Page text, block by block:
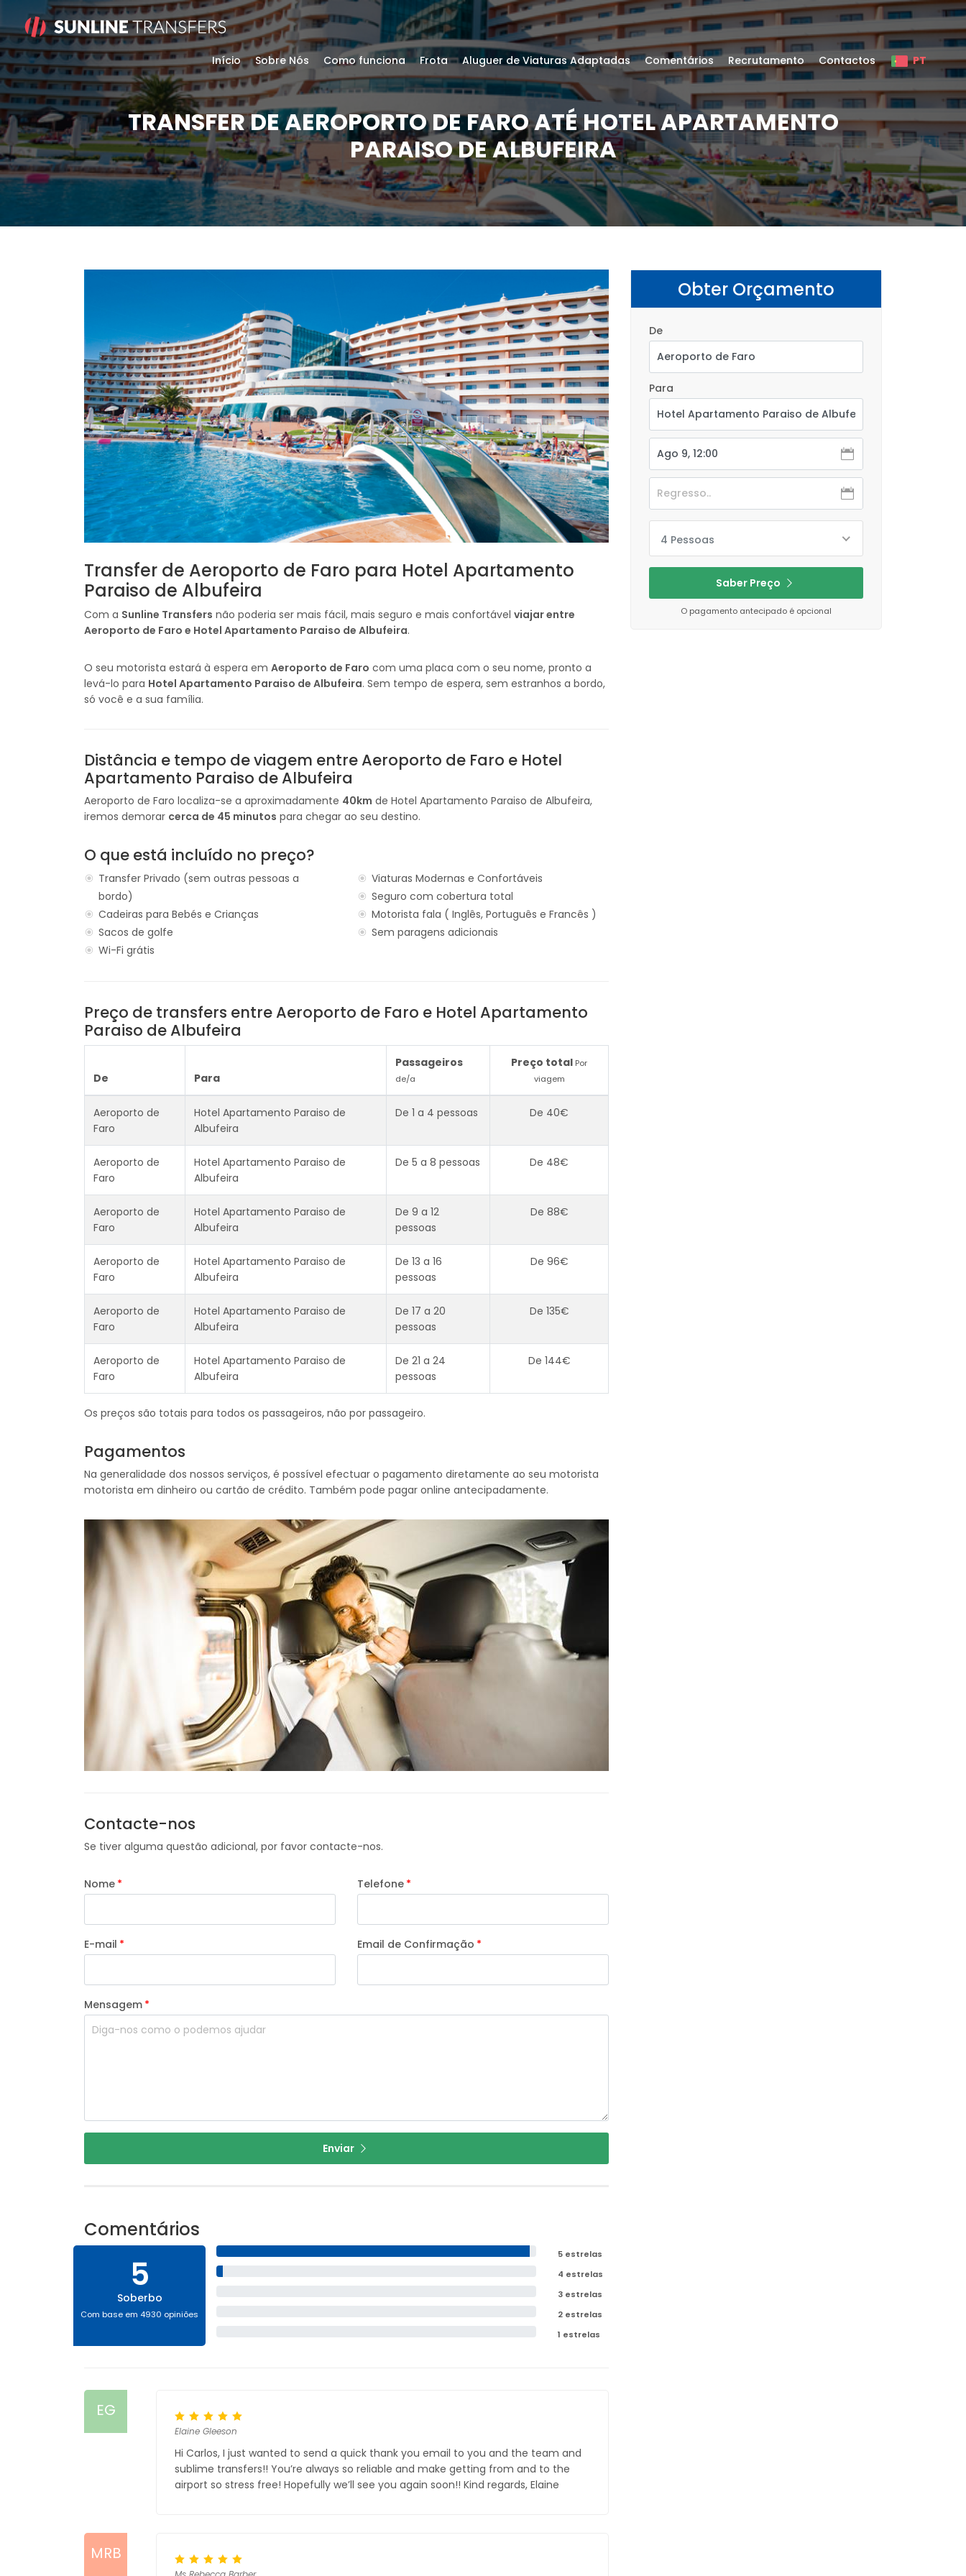
TRANSFER DE AEROPORTO DE FARO ATÉ HOTEL APARTAMENTO
PARAISO DE ALBUFEIRA
Obter Orçamento
De
Para
4 Pessoas
Saber Preço
O pagamento antecipado é opcional
Transfer de Aeroporto de Faro para Hotel Apartamento
Paraiso de Albufeira
Com a Sunline Transfers não poderia ser mais fácil, mais seguro e mais confortável viajar entre
Aeroporto de Faro e Hotel Apartamento Paraiso de Albufeira.
O seu motorista estará à espera em Aeroporto de Faro com uma placa com o seu nome, pronto a
levá-lo para Hotel Apartamento Paraiso de Albufeira. Sem tempo de espera, sem estranhos a bordo,
só você e a sua família.
Distância e tempo de viagem entre Aeroporto de Faro e Hotel
Apartamento Paraiso de Albufeira
Aeroporto de Faro localiza-se a aproximadamente 40km de Hotel Apartamento Paraiso de Albufeira,
iremos demorar cerca de 45 minutos para chegar ao seu destino.
O que está incluído no preço?
Transfer Privado (sem outras pessoas a
bordo)
Cadeiras para Bebés e Crianças
Sacos de golfe
Wi-Fi grátis
Viaturas Modernas e Confortáveis
Seguro com cobertura total
Motorista fala ( Inglês, Português e Francês )
Sem paragens adicionais
Preço de transfers entre Aeroporto de Faro e Hotel Apartamento
Paraiso de Albufeira
De Para
Passageiros
de/a
Preço total Por
viagem
Aeroporto de
Faro
Hotel Apartamento Paraiso de
Albufeira
De 1 a 4 pessoas De 40€
Aeroporto de
Faro
Hotel Apartamento Paraiso de
Albufeira
De 5 a 8 pessoas De 48€
Aeroporto de
Faro
Hotel Apartamento Paraiso de
Albufeira
De 9 a 12
pessoas
De 88€
Aeroporto de
Faro
Hotel Apartamento Paraiso de
Albufeira
De 13 a 16
pessoas
De 96€
Aeroporto de
Faro
Hotel Apartamento Paraiso de
Albufeira
De 17 a 20
pessoas
De 135€
Aeroporto de
Faro
Hotel Apartamento Paraiso de
Albufeira
De 21 a 24
pessoas
De 144€
Os preços são totais para todos os passageiros, não por passageiro.
Pagamentos
Na generalidade dos nossos serviços, é possível efectuar o pagamento diretamente ao seu motorista
motorista em dinheiro ou cartão de crédito. Também pode pagar online antecipadamente.
Contacte-nos
Se tiver alguma questão adicional, por favor contacte-nos.
Nome Telefone
E-mail Email de Confirmação
Mensagem
Enviar
Comentários
5
Soberbo
Com base em 4930 opiniões
5 estrelas
4 estrelas
3 estrelas
2 estrelas
1 estrelas
EG
Elaine Gleeson
Hi Carlos, I just wanted to send a quick thank you email to you and the team and
sublime transfers!! You’re always so reliable and make getting from and to the
airport so stress free! Hopefully we’ll see you again soon!! Kind regards, Elaine
MRB
Início Sobre Nós Como funciona Frota Aluguer de Viaturas Adaptadas Comentários Recrutamento Contactos PT